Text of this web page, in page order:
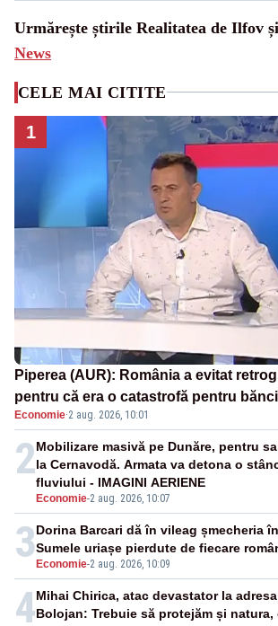
Urmărește știrile Realitatea de Ilfov
News
CELE MAI CITITE
1
Piperea (AUR): România a evitat
pentru că era o catastrofă pentru
pensii
Economie·2 aug. 2026, 10:01
2
Economie-2 aug. 2026, 10:07
Mobilizare masivă pe Dunăre, pentru
la Cernavodă. Armata va detona o
fluviului - IMAGINI AERIENE
3 Economie-2 aug. 2026, 10:09
Dorina Barcari dă în vileag șmecheria
Sumele uriașe pierdute de fiecare
4Mihai Chirica, atac devastator la
Bolojan: Trebuie să protejăm și